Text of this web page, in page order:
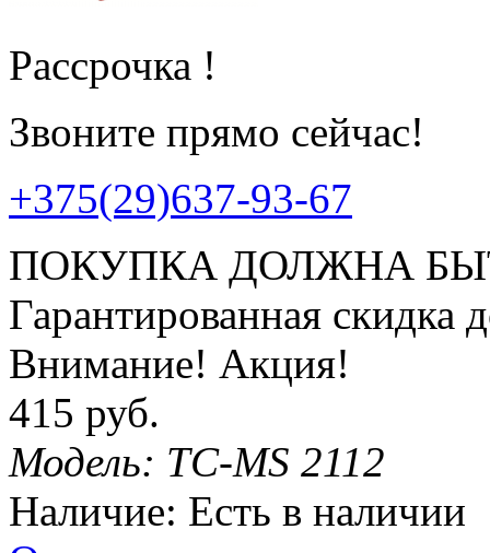
Рассрочка !
Звоните прямо сейчас!
+375(29)637-93-67
ПОКУПКА ДОЛЖНА
Гарантированная скидка
Внимание! Акция!
415 руб.
Модель: TC-MS 2112
Наличие: Есть в наличии